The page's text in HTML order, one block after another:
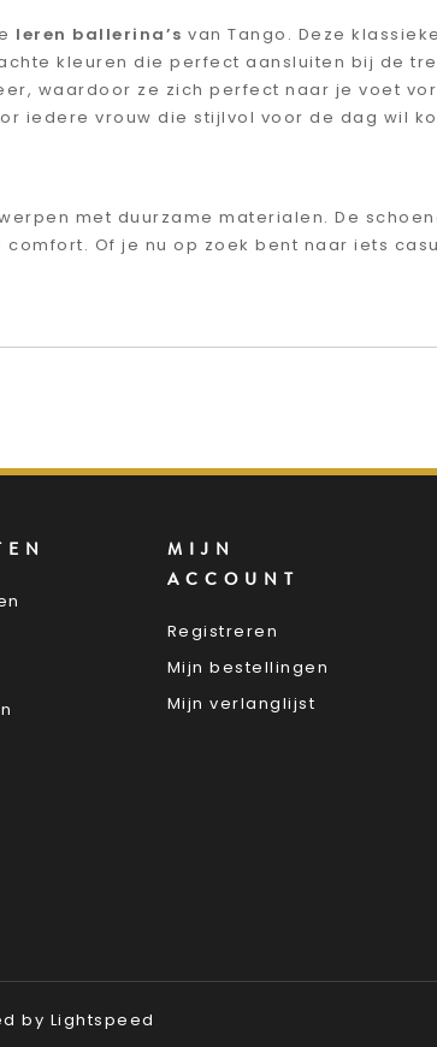
leren ballerina’s van Tango. Deze
kleuren die perfect aansluiten bij de
waardoor ze zich perfect naar je voet
iedere vrouw die stijlvol voor de dag wil
met duurzame materialen. De
Of je nu op zoek bent naar iets
MIJN
ACCOUNT
Registreren
Mijn bestellingen
Mijn verlanglijst
by Lightspeed